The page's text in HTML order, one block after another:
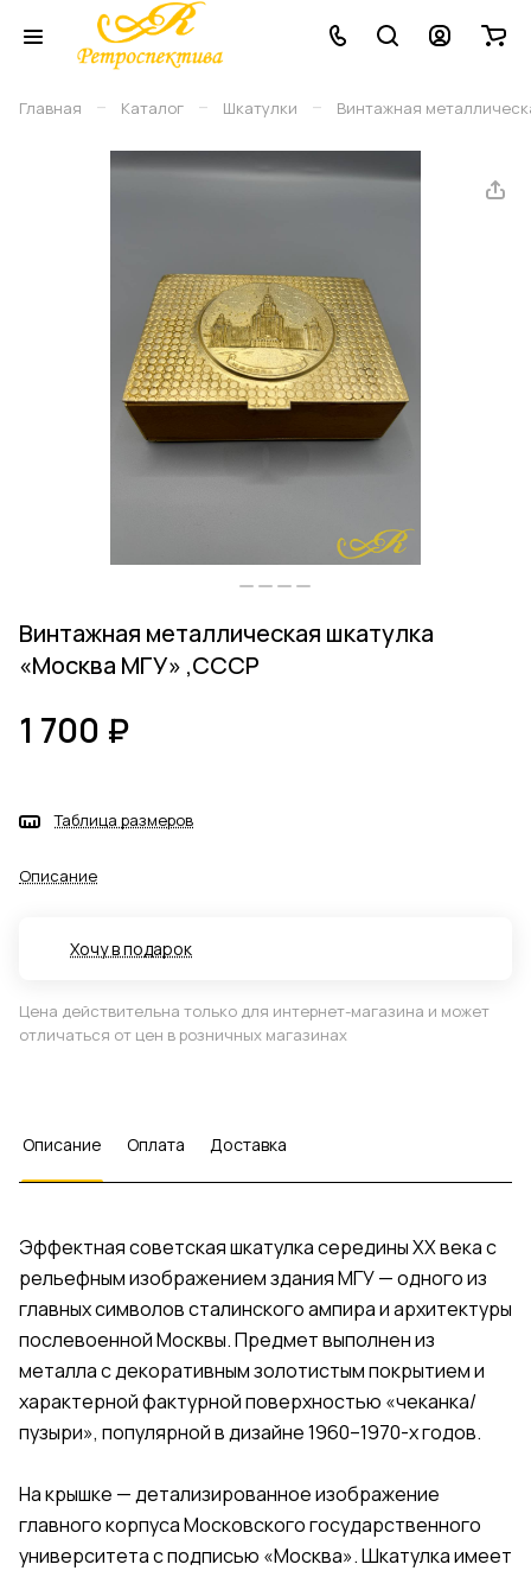
Главная – Каталог – Шкатулки – Винтажная
Винтажная металлическая шкатулка
«Москва МГУ» ,СССР
1 700 ₽
Таблица размеров
Описание
Хочу в подарок
Цена действительна только для интернет-магазина и может
отличаться от цен в розничных магазинах
Описание Оплата Доставка
Эффектная советская шкатулка середины XX века с
рельефным изображением здания МГУ — одного из
главных символов сталинского ампира и архитектуры
послевоенной Москвы. Предмет выполнен из
металла с декоративным золотистым покрытием и
характерной фактурной поверхностью «чеканка/
пузыри», популярной в дизайне 1960–1970-х годов.
На крышке — детализированное изображение
главного корпуса Московского государственного
университета с подписью «Москва». Шкатулка имеет